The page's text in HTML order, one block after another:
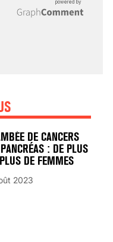
: LES
DE CANCERS
: DE PLUS
DE FEMMES
2023